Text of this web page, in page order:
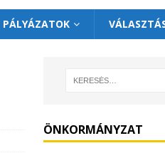
PÁLYÁZATOK
ÖNKORMÁNYZAT